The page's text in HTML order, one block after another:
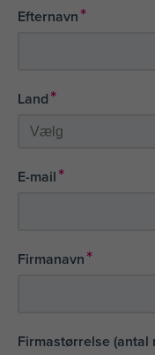
Efternavn*
Land*
E-mail*
Firmanavn*
Firmastørrelse (antal